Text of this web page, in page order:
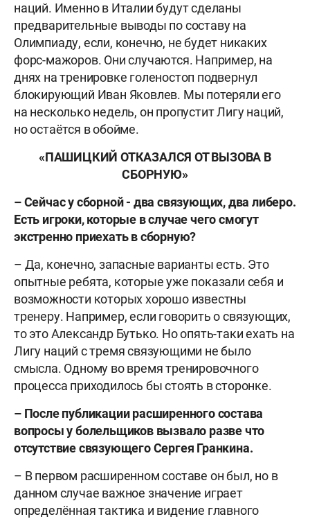
наций. Именно в Италии будут сделаны
предварительные выводы по составу на
Олимпиаду, если, конечно, не будет никаких
форс-мажоров. Они случаются. Например, на
днях на тренировке голеностоп подвернул
блокирующий Иван Яковлев. Мы потеряли его
на несколько недель, он пропустит Лигу наций,
но остаётся в обойме.
«ПАШИЦКИЙ ОТКАЗАЛСЯ ОТ ВЫЗОВА В
СБОРНУЮ»
– Сейчас у сборной - два связующих, два либеро.
Есть игроки, которые в случае чего смогут
экстренно приехать в сборную?
– Да, конечно, запасные варианты есть. Это
опытные ребята, которые уже показали себя и
возможности которых хорошо известны
тренеру. Например, если говорить о связующих,
то это Александр Бутько. Но опять-таки ехать на
Лигу наций с тремя связующими не было
смысла. Одному во время тренировочного
процесса приходилось бы стоять в сторонке.
– После публикации расширенного состава
вопросы у болельщиков вызвало разве что
отсутствие связующего Сергея Гранкина.
– В первом расширенном составе он был, но в
данном случае важное значение играет
определённая тактика и видение главного